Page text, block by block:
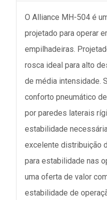
O Alliance MH-504 é
projetado para operar
empilhadeiras.
rosca ideal para alto
de média intensidade.
conforto pneumático
por paredes laterais
estabilidade
excelente distribuição
para estabilidade nas
uma oferta de valor
estabilidade de